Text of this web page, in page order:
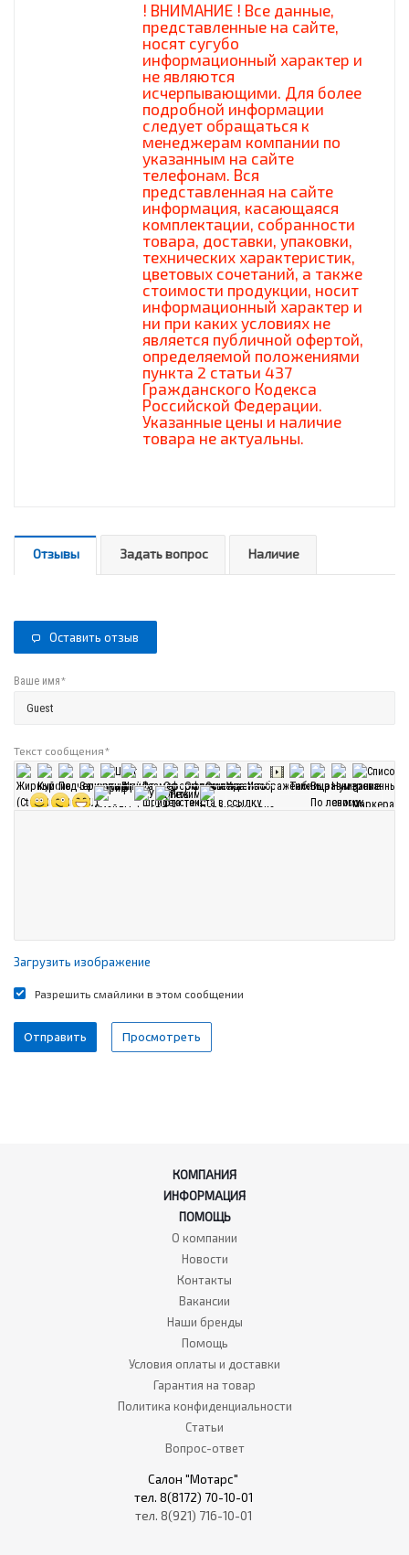
! ВНИМАНИЕ ! Все данные,
представленные на сайте,
носят сугубо
информационный характер и
не являются
исчерпывающими. Для более
подробной информации
следует обращаться к
менеджерам компании по
указанным на сайте
телефонам. Вся
представленная на сайте
информация, касающаяся
комплектации, собранности
товара, доставки, упаковки,
технических характеристик,
цветовых сочетаний, а также
стоимости продукции, носит
информационный характер и
ни при каких условиях не
является публичной офертой,
определяемой положениями
пункта 2 статьи 437
Гражданского Кодекса
Российской Федерации.
Указанные цены и наличие
товара не актуальны.
Отзывы Задать вопрос Наличие
Оставить отзыв
Ваше имя*
Текст сообщения*
Загрузить изображение
Разрешить смайлики в этом сообщении
КОМПАНИЯ
ИНФОРМАЦИЯ
ПОМОЩЬ
О компании
Новости
Контакты
Вакансии
Наши бренды
Помощь
Условия оплаты и доставки
Гарантия на товар
Политика конфиденциальности
Статьи
Вопрос-ответ
Салон "Мотарс"
тел. 8(8172) 70-10-01
тел. 8(921) 716-10-01